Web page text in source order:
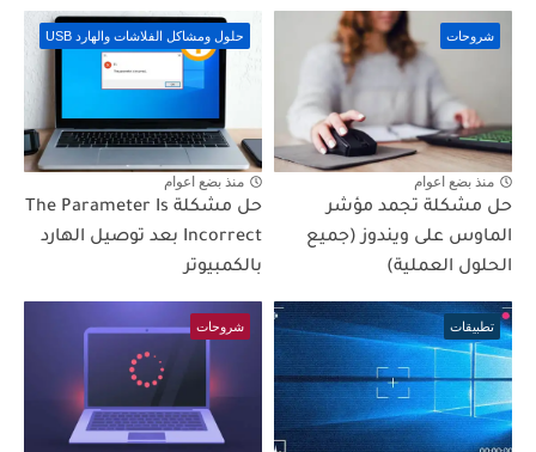
شروحات
منذ بضع اعوام
حل مشكلة تجمد مؤشر
الماوس على ويندوز (جميع
الحلول العملية)
حلول ومشاكل الفلاشات والهارد USB
منذ بضع اعوام
حل مشكلة The Parameter Is
Incorrect بعد توصيل الهارد
بالكمبيوتر
تطبيقات شروحات